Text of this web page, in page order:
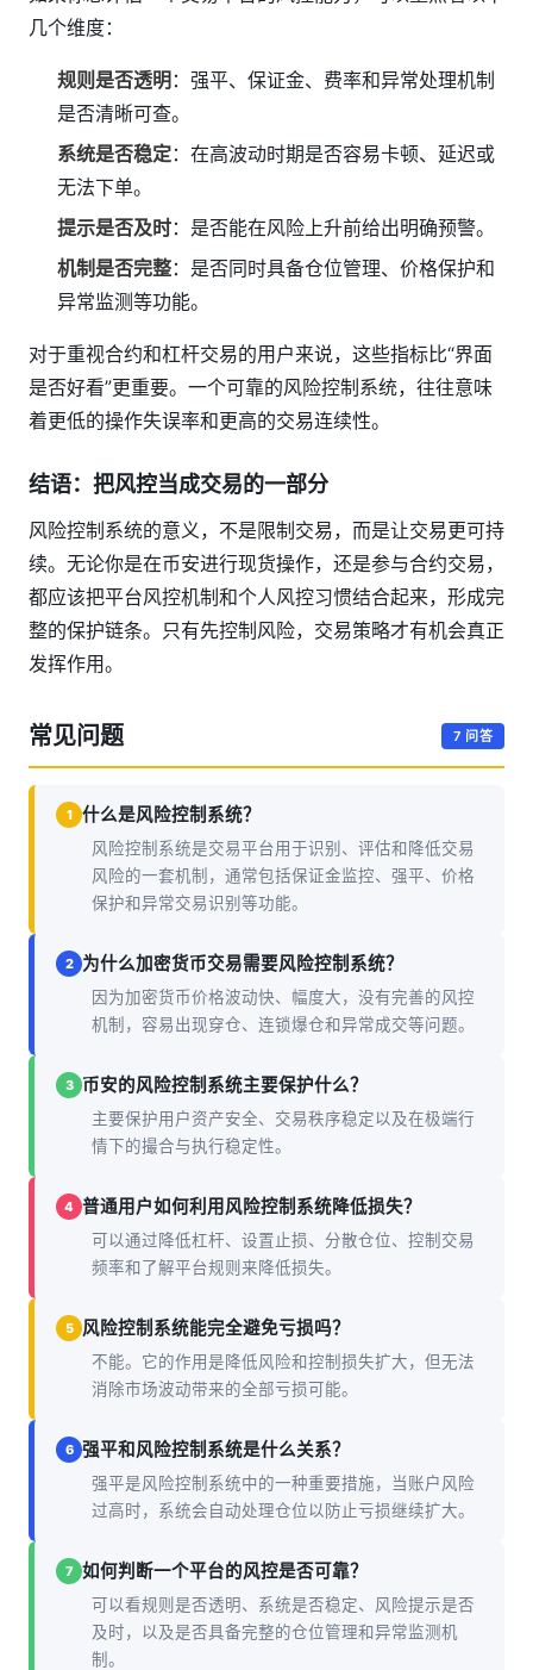
几个维度：
规则是否透明 ：强平、保证金、费率和异常处理机制
是否清晰可查。
系统是否稳定：在高波动时期是否容易卡顿、延迟或
无法下单。
提示是否及时：是否能在风险上升前给出明确预警。
机制是否完整：是否同时具备仓位管理、价格保护和
异常监测等功能。
对于重视合约和杠杆交易的用户来说，这些指标比“界面
是否好看”更重要。一个可靠的风险控制系统，往往意味
着更低的操作失误率和更高的交易连续性。
结语：把风控当成交易的一部分
风险控制系统的意义，不是限制交易，而是让交易更可持
续。无论你是在币安进行现货操作，还是参与合约交易，
都应该把平台风控机制和个人风控习惯结合起来，形成完
整的保护链条。只有先控制风险，交易策略才有机会真正
发挥作用。
常见问题 7 问答
1 什么是风险控制系统？
风险控制系统是交易平台用于识别、评估和降低交易
风险的一套机制，通常包括保证金监控、强平、价格
保护和异常交易识别等功能。
2 为什么加密货币交易需要风险控制系统？
因为加密货币价格波动快、幅度大，没有完善的风控
机制，容易出现穿仓、连锁爆仓和异常成交等问题。
3 币安的风险控制系统主要保护什么？
主要保护用户资产安全、交易秩序稳定以及在极端行
情下的撮合与执行稳定性。
4 普通用户如何利用风险控制系统降低损失？
可以通过降低杠杆、设置止损、分散仓位、控制交易
频率和了解平台规则来降低损失。
5 风险控制系统能完全避免亏损吗？
不能。它的作用是降低风险和控制损失扩大，但无法
消除市场波动带来的全部亏损可能。
6 强平和风险控制系统是什么关系？
强平是风险控制系统中的一种重要措施，当账户风险
过高时，系统会自动处理仓位以防止亏损继续扩大。
7 如何判断一个平台的风控是否可靠？
可以看规则是否透明、系统是否稳定、风险提示是否
及时，以及是否具备完整的仓位管理和异常监测机
制。